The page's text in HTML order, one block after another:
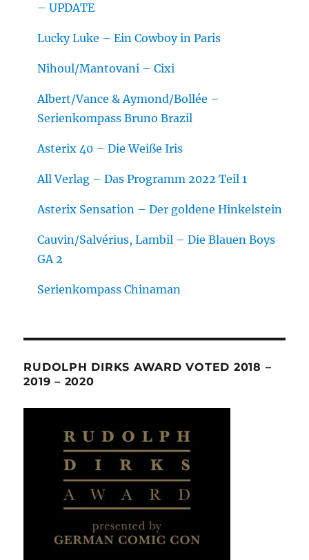
– UPDATE
Lucky Luke – Ein Cowboy in Paris
Nihoul/Mantovani – Cixi
Albert/Vance & Aymond/Bollée –
Serienkompass Bruno Brazil
Asterix 40 – Die Weiße Iris
All Verlag – Das Programm 2022 Teil 1
Asterix Sensation – Der goldene Hinkelstein
Cauvin/Salvérius, Lambil – Die Blauen Boys
GA 2
Serienkompass Chinaman
RUDOLPH DIRKS AWARD VOTED 2018 –
2019 – 2020